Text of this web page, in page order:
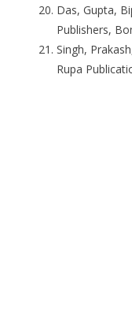
Das, Gupta,
Publishers,
Singh,
Rupa